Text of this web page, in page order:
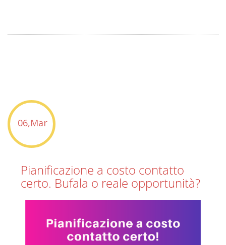
06,Mar
Pianificazione a costo contatto
certo. Bufala o reale opportunità?